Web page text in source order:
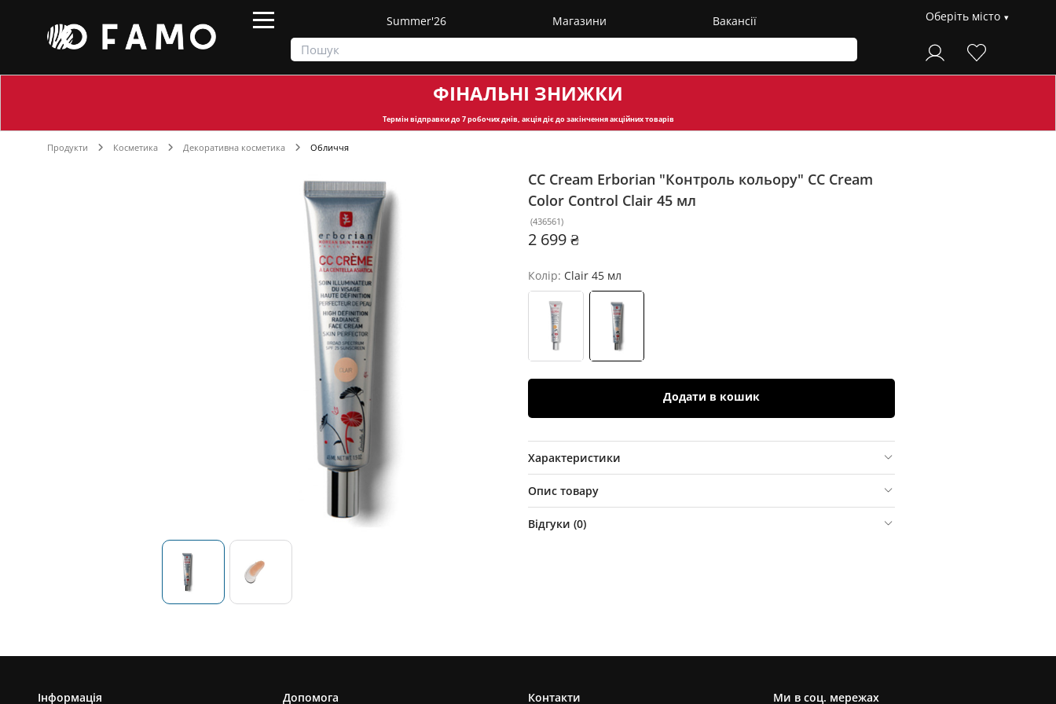
Summer'26 Магазини Вакансії Оберіть місто
ФІНАЛЬНІ ЗНИЖКИ
Термін відправкидо 7 робочих днів, акція діє до закінчення акційних товарів
Продукти Косметика Декоративна косметика Обличчя
СС Cream Erborian "Контроль кольору" CC Cream
Color Control Clair 45 мл
(436561)
2 699 ₴
Колір: Clair 45 мл
Додати в кошик
Характеристики
Опис товару
Відгуки (0)
Інформація Допомога Контакти Ми в соц. мережах